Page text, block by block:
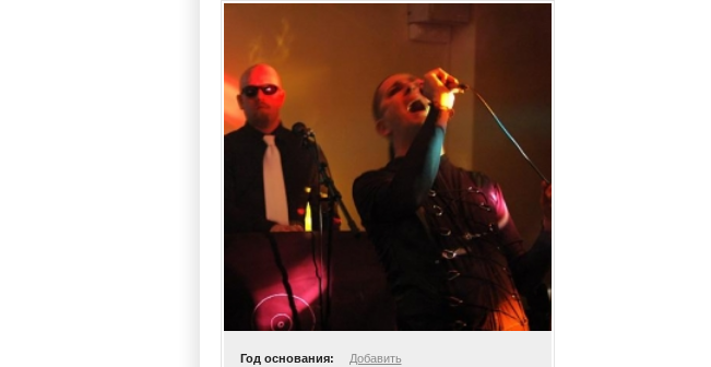
Год основания:
Добавить